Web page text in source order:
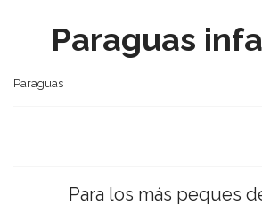
Paraguas
Paraguas
Para los más peques